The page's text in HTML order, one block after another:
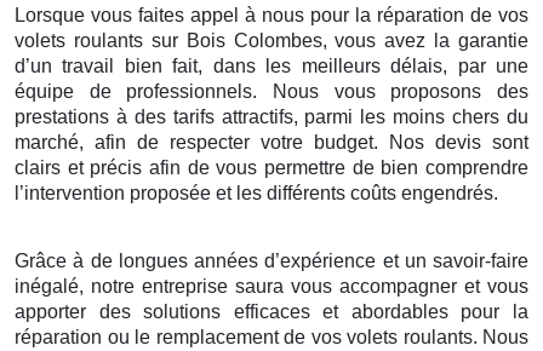
Lorsque vous faites appel à nous pour la réparation de vos
volets roulants sur Bois Colombes, vous avez la garantie
d’un travail bien fait, dans les meilleurs délais, par une
équipe de professionnels. Nous vous proposons des
prestations à des tarifs attractifs, parmi les moins chers du
marché, afin de respecter votre budget. Nos devis sont
clairs et précis afin de vous permettre de bien comprendre
l’intervention proposée et les différents coûts engendrés.
Grâce à de longues années d’expérience et un savoir-faire
inégalé, notre entreprise saura vous accompagner et vous
apporter des solutions efficaces et abordables pour la
réparation ou le remplacement de vos volets roulants. Nous